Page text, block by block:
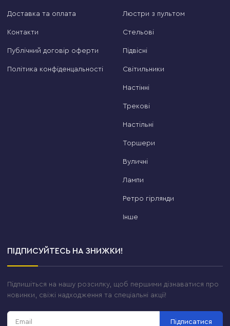
Доставка та оплата
Контакти
Публічний договір оферти
Політика конфіденцальності
Люстри з пультом
Стельові
Підвісні
Світильники
Настінні
Трекові
Настільні
Торшери
Вуличні
Лампи
Ретро гірлянди
Інше
ПІДПИСУЙТЕСЬ НА ЗНИЖКИ!
Підпишіться на нашу розсилку, щоб першими дізнаватися про
новинки, свіжі надходження та спеціальні акції!
Підписатися